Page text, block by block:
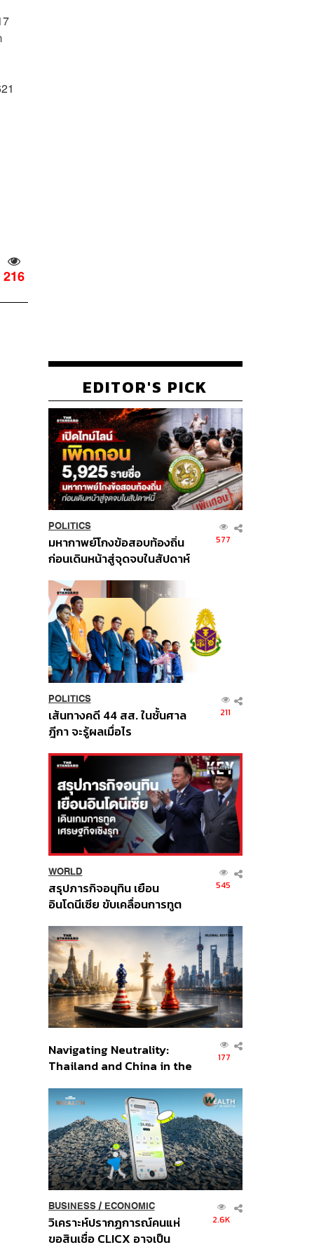
216
EDITOR'S PICK
POLITICS
มหากาพย์โกงข้อสอบท้องถิ่น
ก่อนเดินหน้าสู่จุดจบในสัปดาห์
577
POLITICS
เส้นทางคดี 44 สส. ในชั้นศาล
ฎีกา จะรู้ผลเมื่อไร
211
WORLD
สรุปภารกิจอนุทิน เยือน
อินโดนีเซีย ขับเคลื่อนการทูต
ส่วนยุทธศาสตร์ไทย –
อินโดนีเซีย
545
Navigating Neutrality:
Thailand and China in the
Order
177
BUSINESS/ ECONOMIC
วิเคราะห์ปรากฏการณ์คนแห่
ขอสินเชื่อ CLICX อาจเป็น
2.6K